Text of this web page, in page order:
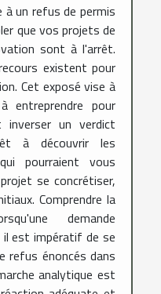
un refus de permis
que vos projets de
sont à l'arrêt.
existent pour
Cet exposé vise à
entreprendre pour
un verdict
à découvrir les
pourraient vous
se concrétiser,
Comprendre la
demande
est impératif de se
refus énoncés dans
analytique est